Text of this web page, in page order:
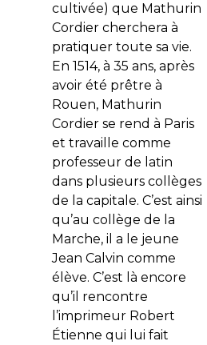
cultivée) que Mathurin
Cordier cherchera à
pratiquer toute sa vie.
En 1514, à 35 ans, après
avoir été prêtre à
Rouen, Mathurin
Cordier se rend à Paris
et travaille comme
professeur de latin
dans plusieurs collèges
de la capitale. C’est ainsi
qu’au collège de la
Marche, il a le jeune
Jean Calvin comme
élève. C’est là encore
qu’il rencontre
l’imprimeur Robert
Étienne qui lui fait